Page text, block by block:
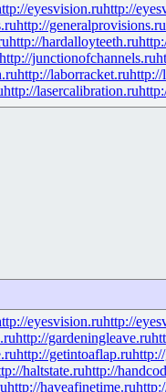
eyesvision.ruhttp://
http://generalprovisions.ru
http://hardalloyteeth.ru
http://junctionofchannels.ru
http://laborracket.ruhttp://
http://lasercalibration.ru
eyesvision.ruhttp://
http://gardeningleave.ru
http://getintoaflap.ru
haltstate.ruhttp://
http://haveafinetime.ru